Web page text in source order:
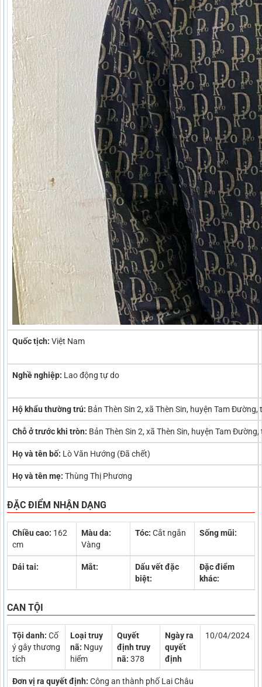
Quốc tịch: Việt Nam
Nghề nghiệp: Lao động tự do
Hộ khẩu thường trú: Bản Thèn Sin 2, xã Thèn Sin, huyện Tam Đường,
Chỗ ở trước khi tròn: Bản Thèn Sin 2, xã Thèn Sin, huyện Tam
Họ và tên bố: Lò Văn Hướng (Đã chết)
Họ và tên mẹ: Thùng Thị Phương
ĐẶC ĐIỂM NHẬN DẠNG
Chiều cao: 162
cm
Màu da:
Vàng
Tóc: Cắt ngắn Sống mũi:
Dái tai: Mắt:
Dấu vết đặc
biệt:
Đặc điểm
khác:
CAN TỘI
Tội danh: Cố
ý gây thương
tích
Loại truy
nã: Nguy
hiểm
Quyết
định truy
nã: 378
Ngày ra
quyết
định
10/04/2024
Đơn vị ra quyết định: Công an thành phố Lai Châu